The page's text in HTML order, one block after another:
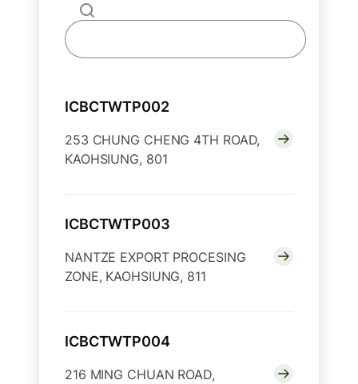
ICBCTWTP002
253 CHUNG CHENG 4TH ROAD,
KAOHSIUNG, 801
ICBCTWTP003
NANTZE EXPORT PROCESING
ZONE, KAOHSIUNG, 811
ICBCTWTP004
216 MING CHUAN ROAD,